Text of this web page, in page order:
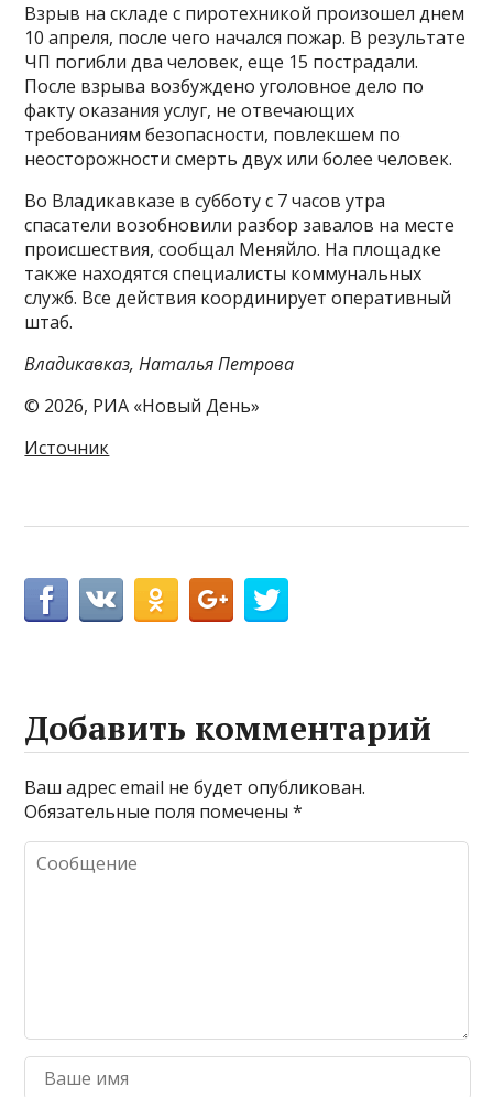
Взрыв на складе с пиротехникой произошел днем
10 апреля, после чего начался пожар. В результате
ЧП погибли два человек, еще 15 пострадали.
После взрыва возбуждено уголовное дело по
факту оказания услуг, не отвечающих
требованиям безопасности, повлекшем по
неосторожности смерть двух или более человек.
Во Владикавказе в субботу с 7 часов утра
спасатели возобновили разбор завалов на месте
происшествия, сообщал Меняйло. На площадке
также находятся специалисты коммунальных
служб. Все действия координирует оперативный
штаб.
Владикавказ, Наталья Петрова
© 2026, РИА «Новый День»
Источник
Добавить комментарий
Ваш адрес email не будет опубликован.
Обязательные поля помечены*